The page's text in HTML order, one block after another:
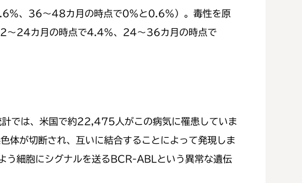
、36～48カ月の時点で0%と0.6%）。毒性を原
～24カ月の時点で4.4%、24～36カ月の時点で
では、米国で約22,475人がこの病気に罹患していま
が切断され、互いに結合することによって発現しま
う細胞にシグナルを送るBCR-ABLという異常な遺伝